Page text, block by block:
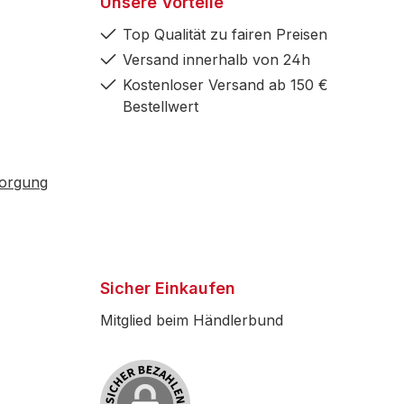
Top Qualität zu fairen Preisen
Versand innerhalb von 24h
Kostenloser Versand ab 150 €
Bestellwert
Sicher Einkaufen
Mitglied beim Händlerbund